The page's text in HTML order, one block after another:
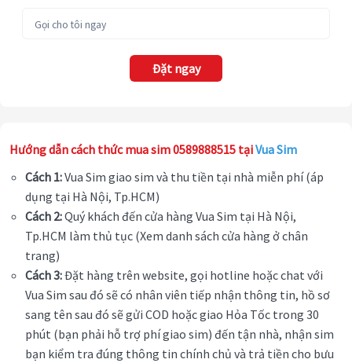
Đặt ngay
Hướng dẫn cách thức mua sim 0589888515 tạiVua Sim
Cách 1:Vua Sim giao sim và thu tiền tại nhà miễn phí (áp
dụng tại Hà Nội, Tp.HCM)
Cách 2:Quý khách đến cửa hàng Vua Sim tại Hà Nội,
Tp.HCM làm thủ tục (Xem danh sách cửa hàng ở chân
trang)
Cách 3:Đặt hàng trên website, gọi hotline hoặc chat với
Vua Sim sau đó sẽ có nhân viên tiếp nhận thông tin, hồ sơ
sang tên sau đó sẽ gửi COD hoặc giao Hỏa Tốc trong 30
phút (bạn phải hỗ trợ phí giao sim) đến tận nhà, nhận sim
bạn kiểm tra đúng thông tin chính chủ và trả tiền cho bưu